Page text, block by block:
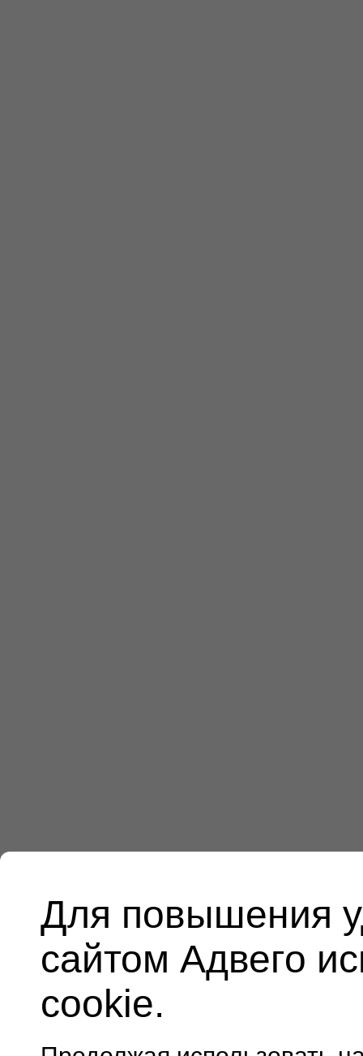
Для повышения
сайтом Адвего
cookie.